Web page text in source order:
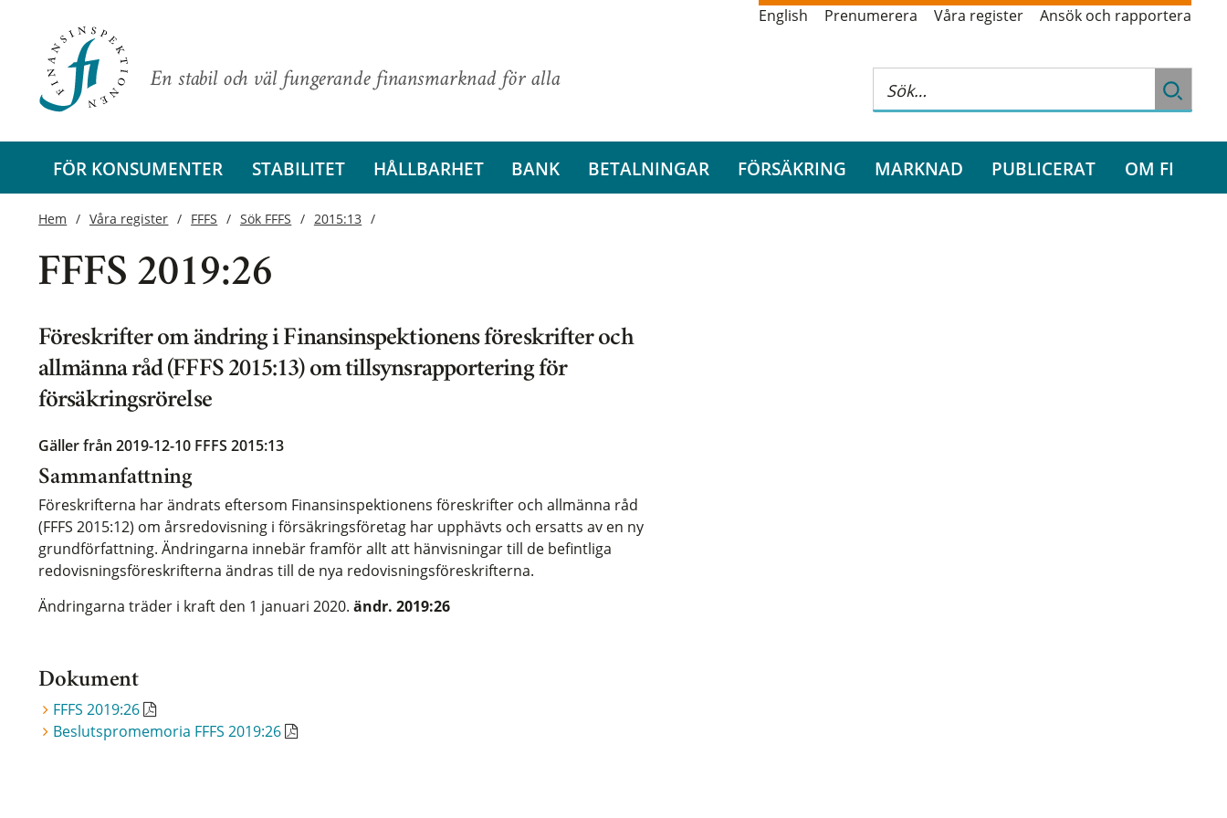
En stabil och väl fungerande finansmarknad för alla
English Prenumerera Våra register Ansök och rapportera
FÖR KONSUMENTER STABILITET HÅLLBARHET BANK BETALNINGAR FÖRSÄKRING MARKNAD PUBLICERAT OM FI
Hem Våra register FFFS Sök FFFS 2015:13
FFFS 2019:26
Föreskrifter om ändring i Finansinspektionens föreskrifter och
allmänna råd (FFFS 2015:13) om tillsynsrapportering för
försäkringsrörelse
Gäller från 2019-12-10 FFFS 2015:13
Sammanfattning
Föreskrifterna har ändrats eftersom Finansinspektionens föreskrifter och allmänna råd
(FFFS 2015:12) om årsredovisning i försäkringsföretag har upphävts och ersatts av en ny
grundförfattning. Ändringarna innebär framför allt att hänvisningar till de befintliga
redovisningsföreskrifterna ändras till de nya redovisningsföreskrifterna.
Ändringarna träder i kraft den 1 januari 2020.ändr. 2019:26
Dokument
FFFS 2019:26
Beslutspromemoria FFFS 2019:26